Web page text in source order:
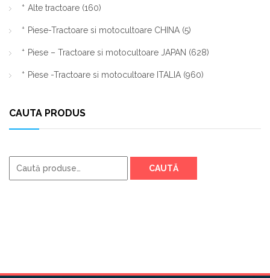
Alte tractoare (160)
Piese-Tractoare si motocultoare CHINA (5)
Piese – Tractoare si motocultoare JAPAN (628)
Piese -Tractoare si motocultoare ITALIA (960)
CAUTA PRODUS
Caută
după:
CAUTĂ